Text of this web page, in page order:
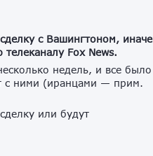
с Вашингтоном, иначе
Fox News.
недель, и все было
с ними (иранцами — прим.
или будут